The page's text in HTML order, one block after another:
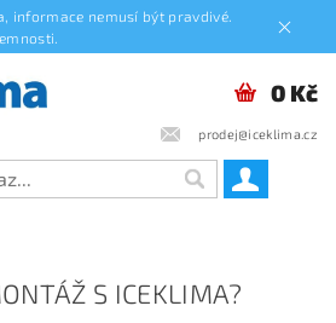
informace nemusí být pravdivé.
prodej@iceklima.cz
0 Kč
S ICEKLIMA?